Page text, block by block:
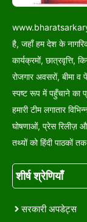
है, जहाँ हम देश के
कार्यक्रमों, छात्रवृत्ति,
रोजगार अवसरों, बीमा
स्पष्ट रूप में पहुँचाने का
हमारी टीम लगातार
घोषणाओं, प्रेस रिलीज़
तथ्यों को हिंदी पाठकों
शीर्ष श्रेणियाँ
सरकारी अपडेट्स